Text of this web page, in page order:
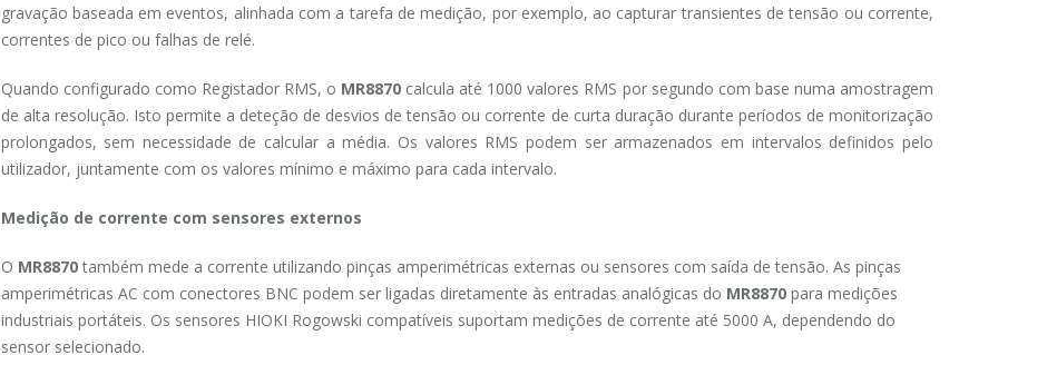
gravação baseada em eventos, alinhada com a tarefa de medição, por exemplo, ao capturar transientes de tensão ou corrente,
correntes de pico ou falhas de relé.
Quando configurado como Registador RMS, o MR8870 calcula até 1000 valores RMS por segundo com base numa amostragem
de alta resolução. Isto permite a deteção de desvios de tensão ou corrente de curta duração durante períodos de monitorização
prolongados, sem necessidade de calcular a média. Os valores RMS podem ser armazenados em intervalos definidos pelo
utilizador, juntamente com os valores mínimo e máximo para cada intervalo.
Medição de corrente com sensores externos
O MR8870também mede a corrente utilizando pinças amperimétricas externas ou sensores com saída de tensão. As pinças
amperimétricas AC com conectores BNC podem ser ligadas diretamente às entradas analógicas do MR8870para medições
industriais portáteis. Os sensores HIOKI Rogowski compatíveis suportam medições de corrente até 5000 A, dependendo do
sensor selecionado.